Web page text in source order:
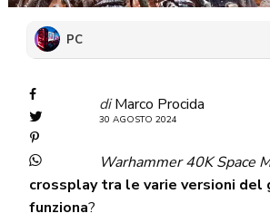
PC
di Marco Procida
30 AGOSTO 2024
Warhammer 40K Space
crossplay tra le varie versioni del
funziona?